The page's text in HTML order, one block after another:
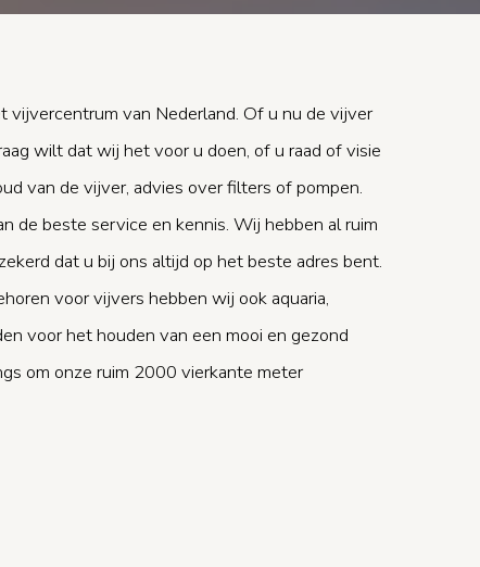
vijvercentrum van Nederland. Of u nu de vijver
wilt dat wij het voor u doen, of u raad of visie
van de vijver, advies over filters of pompen.
de beste service en kennis. Wij hebben al ruim
dat u bij ons altijd op het beste adres bent.
voor vijvers hebben wij ook aquaria,
voor het houden van een mooi en gezond
om onze ruim 2000 vierkante meter